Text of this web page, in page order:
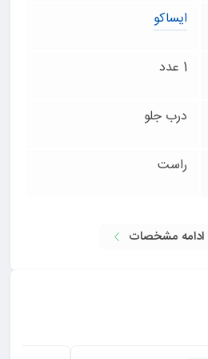
ایساکو
1 عدد
درب جلو
راست
مشخصات